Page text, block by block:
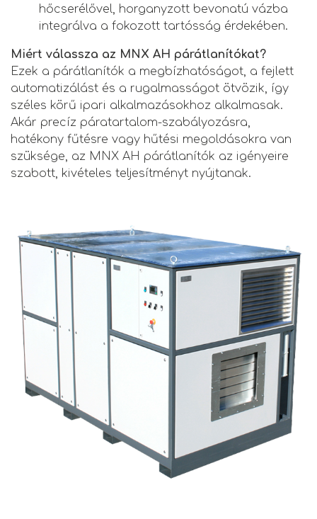
hőcserélővel, horganyzott bevonatú vázba
integrálva a fokozott tartósság érdekében.
Miért válassza az MNX AH párátlanítókat?
Ezek a párátlanítók a megbízhatóságot, a fejlett
automatizálást és a rugalmasságot ötvözik, így
széles körű ipari alkalmazásokhoz alkalmasak.
Akár precíz páratartalom-szabályozásra,
hatékony fűtésre vagy hűtési megoldásokra van
szüksége, az MNX AH párátlanítók az igényeire
szabott, kivételes teljesítményt nyújtanak.